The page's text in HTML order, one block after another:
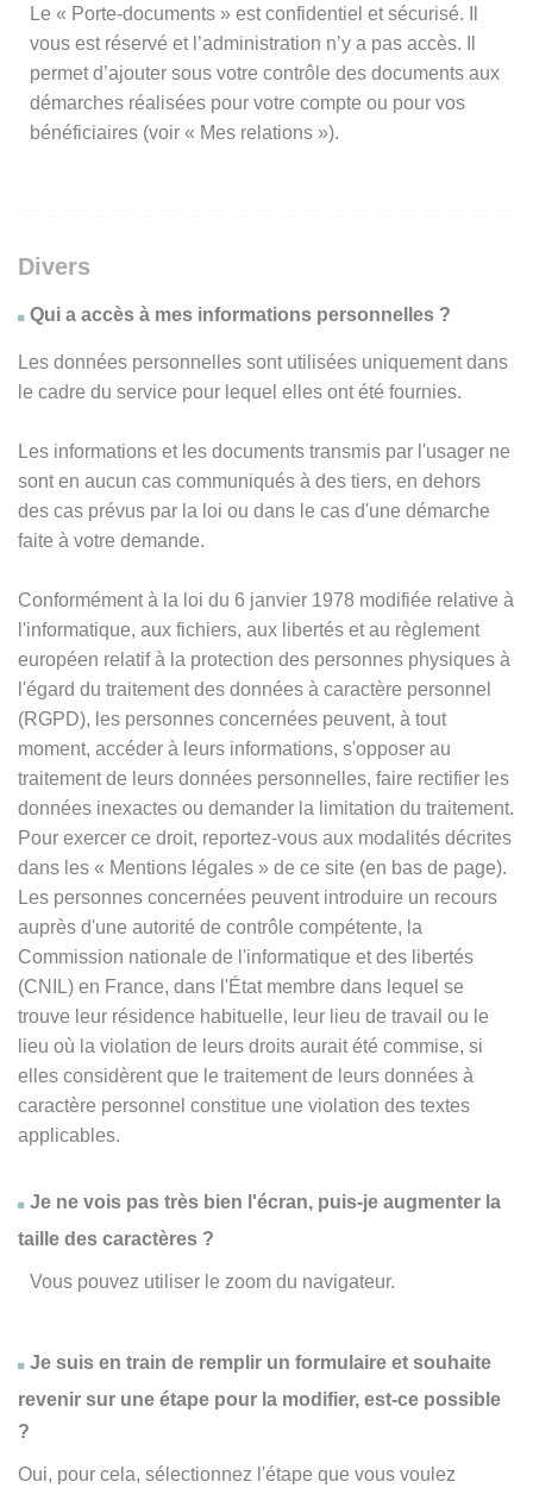
Le « Porte-documents » est confidentiel et sécurisé. Il
vous est réservé et l’administration n’y a pas accès. Il
permet d’ajouter sous votre contrôle des documents aux
démarches réalisées pour votre compte ou pour vos
bénéficiaires (voir « Mes relations »).
Divers
Qui a accès à mes informations personnelles ?
Les données personnelles sont utilisées uniquement dans
le cadre du service pour lequel elles ont été fournies.
Les informations et les documents transmis par l'usager ne
sont en aucun cas communiqués à des tiers, en dehors
des cas prévus par la loi ou dans le cas d'une démarche
faite à votre demande.
Conformément à la loi du 6 janvier 1978 modifiée relative à
l'informatique, aux fichiers, aux libertés et au règlement
européen relatif à la protection des personnes physiques à
l'égard du traitement des données à caractère personnel
(RGPD), les personnes concernées peuvent, à tout
moment, accéder à leurs informations, s'opposer au
traitement de leurs données personnelles, faire rectifier les
données inexactes ou demander la limitation du traitement.
Pour exercer ce droit, reportez-vous aux modalités décrites
dans les « Mentions légales » de ce site (en bas de page).
Les personnes concernées peuvent introduire un recours
auprès d'une autorité de contrôle compétente, la
Commission nationale de l'informatique et des libertés
(CNIL) en France, dans l'État membre dans lequel se
trouve leur résidence habituelle, leur lieu de travail ou le
lieu où la violation de leurs droits aurait été commise, si
elles considèrent que le traitement de leurs données à
caractère personnel constitue une violation des textes
applicables.
Je ne vois pas très bien l'écran, puis-je augmenter la
taille des caractères ?
Vous pouvez utiliser le zoom du navigateur.
Je suis en train de remplir un formulaire et souhaite
revenir sur une étape pour la modifier, est-ce possible
?
Oui, pour cela, sélectionnez l'étape que vous voulez